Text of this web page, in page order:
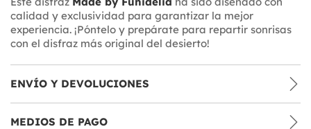
calidad y exclusividad para garantizar la mejor
experiencia. ¡Póntelo y prepárate para repartir sonrisas
con el disfraz más original del desierto!
ENVÍO Y DEVOLUCIONES
MEDIOS DE PAGO